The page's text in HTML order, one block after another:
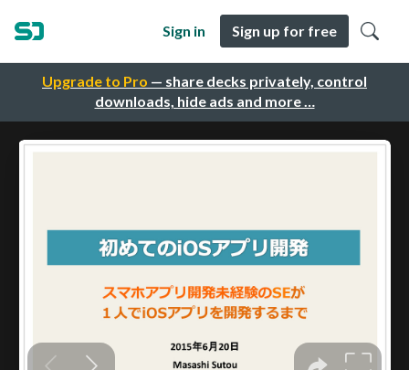
Upgrade to Pro — share decks privately, control
downloads, hide ads and more …
Sign in Sign up for free